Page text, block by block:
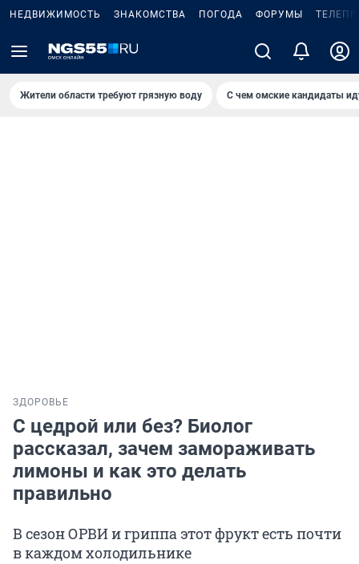
НЕДВИЖИМОСТЬ ЗНАКОМСТВА ПОГОДА ФОРУМЫ
Жители области требуют грязную воду С чем омские кандидаты
ЗДОРОВЬЕ
С цедрой или без? Биолог
рассказал, зачем замораживать
лимоны и как это делать
правильно
В сезон ОРВИ и гриппа этот фрукт есть почти
в каждом холодильнике